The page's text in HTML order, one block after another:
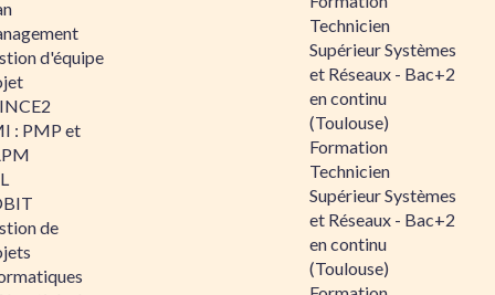
d'équipe
: PMP et
de
Technicien
Supérieur Systèmes
et Réseaux - Bac+2
en continu
(Toulouse)
Formation
Technicien
Supérieur Systèmes
et Réseaux - Bac+2
en continu
(Toulouse)